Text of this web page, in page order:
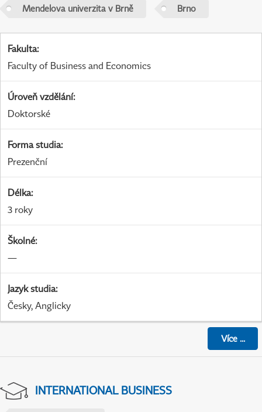
Mendelova univerzita v Brně Brno
Fakulta:
Faculty of Business and Economics
Úroveň vzdělání:
Doktorské
Forma studia:
Prezenční
Délka:
3 roky
Školné:
—
Jazyk studia:
Česky, Anglicky
Více...
INTERNATIONAL BUSINESS